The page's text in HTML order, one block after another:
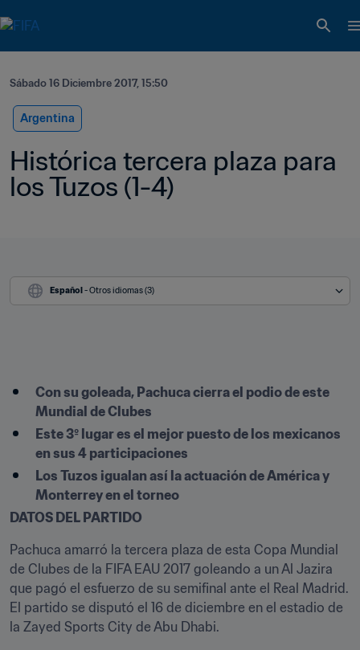
Sábado 16 Diciembre 2017, 15:50
Argentina
Histórica tercera plaza para
los Tuzos (1-4)
Español - Otros idiomas (3)
Con su goleada, Pachuca cierra el podio de este
Mundial de Clubes
Este 3º lugar es el mejor puesto de los mexicanos
en sus 4 participaciones
Los Tuzos igualan así la actuación de América y
Monterrey en el torneo
DATOS DEL PARTIDO
Pachuca amarró la tercera plaza de esta Copa Mundial
de Clubes de la FIFA EAU 2017 goleando a un Al Jazira
que pagó el esfuerzo de su semifinal ante el Real Madrid.
El partido se disputó el 16 de diciembre en el estadio de
la Zayed Sports City de Abu Dhabi.